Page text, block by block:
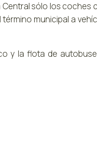
Central sólo los
término municipal a
y la flota de